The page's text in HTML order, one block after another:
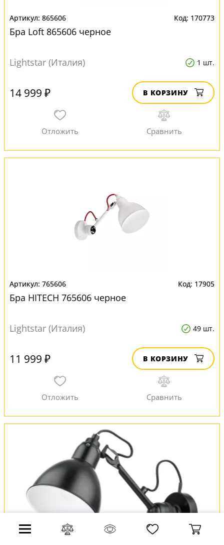
865606 170773
Бра Loft 865606 черное
Lightstar (Италия) 1 шт.
14 999 ₽ В КОРЗИНУ
765606 17905
Бра HITECH 765606 черное
Lightstar (Италия) 49 шт.
11 999 ₽ В КОРЗИНУ